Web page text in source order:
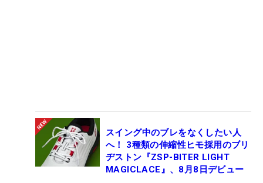
スイング中のブレをなくしたい人
へ！ 3種類の伸縮性ヒモ採用のブリ
ヂストン『ZSP-BITER LIGHT
MAGICLACE』、8月8日デビュー